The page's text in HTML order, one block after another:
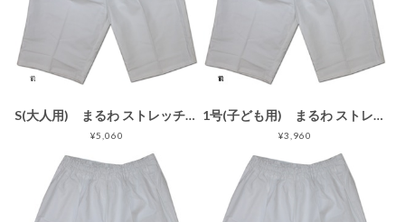
S(大人用) まるわ ストレッチ半股引ゴム 白 S（大人用）
¥5,060
1号(子ども用) まるわ ストレッチ半股引ゴム 白
¥3,960